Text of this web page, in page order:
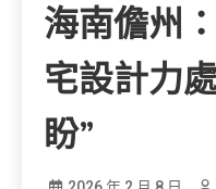
海南儋州
宅設計力
盼”